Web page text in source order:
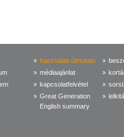
használati útmutató
médiaajánlat
kapcsolatfelvétel
Great Generation
English summary